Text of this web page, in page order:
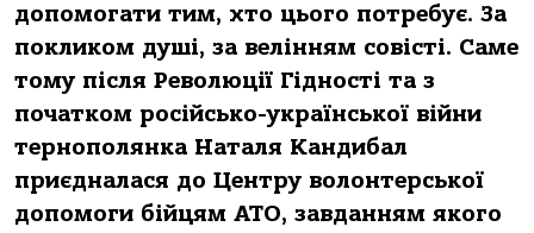
допомогати тим, хто цього потребує. За
покликом душі, за велінням совісті. Саме
тому після Революції Гідності та з
початком російсько-української війни
тернополянка Наталя Кандибал
приєдналася до Центру волонтерської
допомоги бійцям АТО, завданням якого